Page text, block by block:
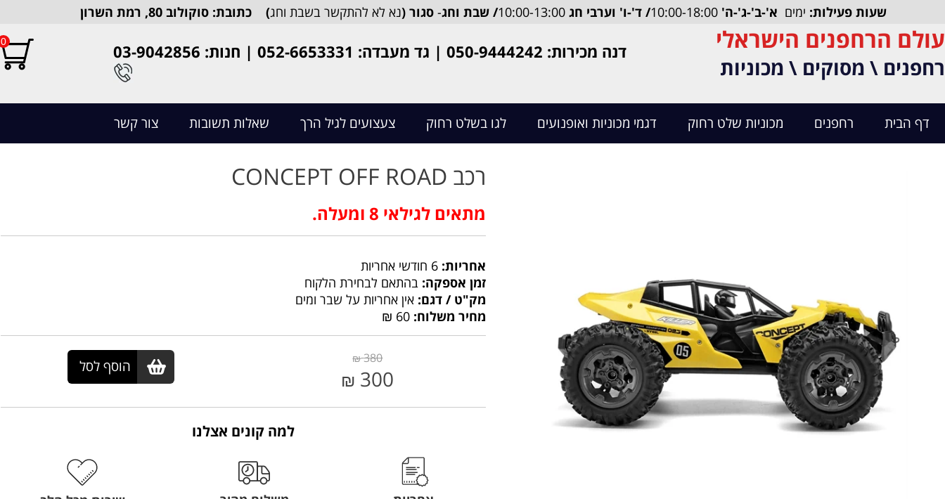
שעות פעילות: ימים א'-ב'-ג'-ה' 10:00-18:00 / ד'-ו' וערבי חג 10:00-13:00 / שבת וחג-סגור (נא לא להתקשר בשבת וחג)​​​​​ כתובת: סוקולוב 80, רמת השרון
עולם הרחפנים הישראלי
רחפנים \ מסוקים \ מכוניות
דנה מכירות: 050-9444242 | גד מעבדה: 052-6653331 | חנות: 03-9042856 0
דף הבית רחפנים מכוניות שלט רחוק דגמי מכוניות ואופנועים לגו בשלט רחוק צעצועים לגיל הרך שאלות תשובות צור קשר
רכב CONCEPT OFF ROAD
מתאים לגילאי 8 ומעלה.
אחריות: 6 חודשי אחריות
זמן אספקה: בהתאם לבחירת הלקוח
מק"ט / דגם: אין אחריות על שבר ומים
מחיר משלוח: 60 ₪
380
₪
300
₪
הוסף לסל
למה קונים אצלנו